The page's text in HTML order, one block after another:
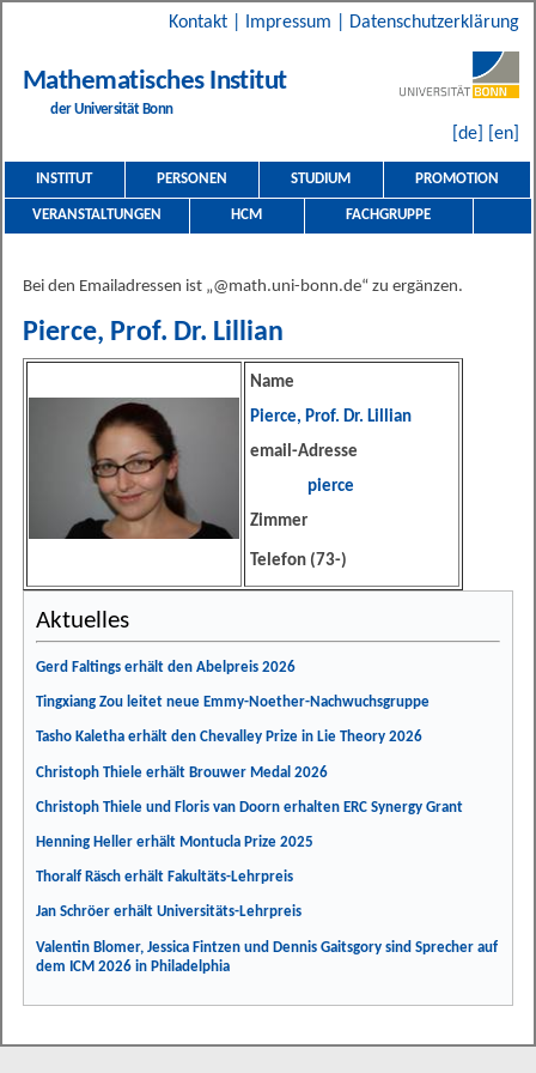
Kontakt Impressum Datenschutzerklärung
Mathematisches Institut
der Universität Bonn
[de] [en]
INSTITUT PERSONEN STUDIUM PROMOTION
VERANSTALTUNGEN HCM FACHGRUPPE
Bei den Emailadressen ist „@math.uni-bonn.de“ zu ergänzen.
Pierce, Prof. Dr. Lillian
Name
Pierce, Prof. Dr. Lillian
email-Adresse
pierce
Zimmer
Telefon (73-)
Aktuelles
Gerd Faltings erhält den Abelpreis 2026
Tingxiang Zou leitet neue Emmy-Noether-Nachwuchsgruppe
Tasho Kaletha erhält den Chevalley Prize in Lie Theory 2026
Christoph Thiele erhält Brouwer Medal 2026
Christoph Thiele und Floris van Doorn erhalten ERC Synergy Grant
Henning Heller erhält Montucla Prize 2025
Thoralf Räsch erhält Fakultäts-Lehrpreis
Jan Schröer erhält Universitäts-Lehrpreis
Valentin Blomer, Jessica Fintzen und Dennis Gaitsgory sind Sprecher auf
dem ICM 2026 in Philadelphia